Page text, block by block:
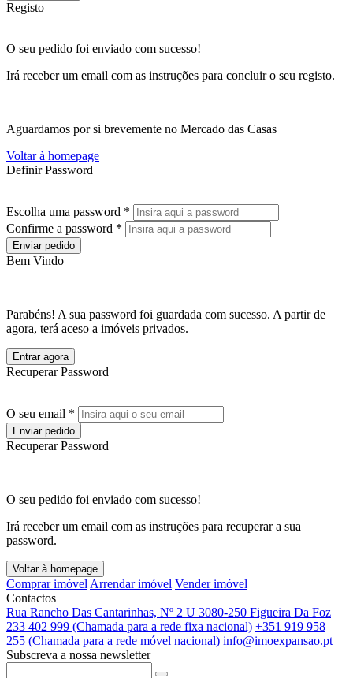
Registo
O seu pedido foi enviado com sucesso!
Irá receber um email com as instruções para concluir o seu registo.
Aguardamos por si brevemente no Mercado das Casas
Voltar à homepage
Definir Password
Escolha uma password *
Confirme a password *
Enviar pedido
Bem Vindo
Parabéns! A sua password foi guardada com sucesso. A partir de
agora, terá aceso a imóveis privados.
Entrar agora
Recuperar Password
O seu email *
Enviar pedido
Recuperar Password
O seu pedido foi enviado com sucesso!
Irá receber um email com as instruções para recuperar a sua
password.
Voltar à homepage
Comprar imóvel Arrendar imóvel Vender imóvel
Contactos
Rua Rancho Das Cantarinhas, Nº 2 U 3080-250 Figueira Da Foz
233 402 999 (Chamada para a rede fixa nacional) +351 919 958
255 (Chamada para a rede móvel nacional) info@imoexpansao.pt
Subscreva a nossa newsletter